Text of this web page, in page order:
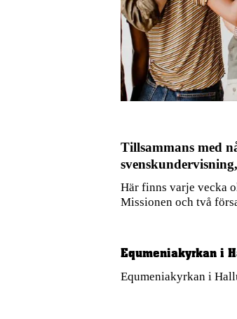
Tillsammans med
Här finns varje vecka
Missionen och två
Equmeniakyrkan i
Equmeniakyrkan i